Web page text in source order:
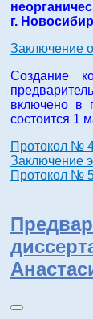
г.
Заключение
Создание
включено в
состоится 1
Протокол № 4
Заключение
Протокол № 5